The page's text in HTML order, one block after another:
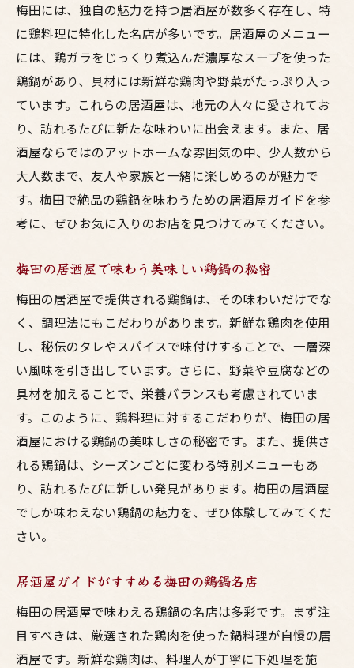
梅田には、独自の魅力を持つ居酒屋が数多く存在し、特
に鶏料理に特化した名店が多いです。居酒屋のメニュー
には、鶏ガラをじっくり煮込んだ濃厚なスープを使った
鶏鍋があり、具材には新鮮な鶏肉や野菜がたっぷり入っ
ています。これらの居酒屋は、地元の人々に愛されてお
り、訪れるたびに新たな味わいに出会えます。また、居
酒屋ならではのアットホームな雰囲気の中、少人数から
大人数まで、友人や家族と一緒に楽しめるのが魅力で
す。梅田で絶品の鶏鍋を味わうための居酒屋ガイドを参
考に、ぜひお気に入りのお店を見つけてみてください。
梅田の居酒屋で味わう美味しい鶏鍋の秘密
梅田の居酒屋で提供される鶏鍋は、その味わいだけでな
く、調理法にもこだわりがあります。新鮮な鶏肉を使用
し、秘伝のタレやスパイスで味付けすることで、一層深
い風味を引き出しています。さらに、野菜や豆腐などの
具材を加えることで、栄養バランスも考慮されていま
す。このように、鶏料理に対するこだわりが、梅田の居
酒屋における鶏鍋の美味しさの秘密です。また、提供さ
れる鶏鍋は、シーズンごとに変わる特別メニューもあ
り、訪れるたびに新しい発見があります。梅田の居酒屋
でしか味わえない鶏鍋の魅力を、ぜひ体験してみてくだ
さい。
居酒屋ガイドがすすめる梅田の鶏鍋名店
梅田の居酒屋で味わえる鶏鍋の名店は多彩です。まず注
目すべきは、厳選された鶏肉を使った鍋料理が自慢の居
酒屋です。新鮮な鶏肉は、料理人が丁寧に下処理を施